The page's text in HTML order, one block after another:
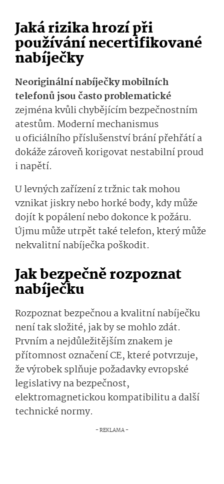
Jaká rizika hrozí při
používání necertifikované
nabíječky
Neoriginální nabíječky mobilních
telefonů jsou často problematické
zejména kvůli chybějícím bezpečnostním
atestům. Moderní mechanismus
u oficiálního příslušenství brání přehřátí a
dokáže zároveň korigovat nestabilní proud
i napětí.
U levných zařízení z tržnic tak mohou
vznikat jiskry nebo horké body, kdy může
dojít k popálení nebo dokonce k požáru.
Újmu může utrpět také telefon, který může
nekvalitní nabíječka poškodit.
Jak bezpečně rozpoznat
nabíječku
Rozpoznat bezpečnou a kvalitní nabíječku
není tak složité, jak by se mohlo zdát.
Prvním a nejdůležitějším znakem je
přítomnost označení CE, které potvrzuje,
že výrobek splňuje požadavky evropské
legislativy na bezpečnost,
elektromagnetickou kompatibilitu a další
technické normy.